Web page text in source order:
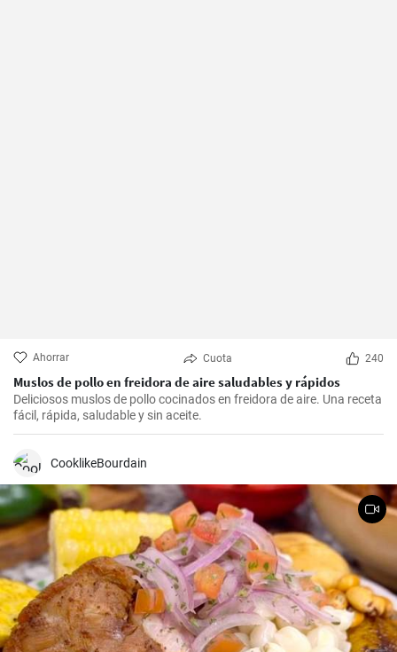
Ahorrar Cuota 240
Muslos de pollo en freidora de aire saludables y rápidos
Deliciosos muslos de pollo cocinados en freidora de aire. Una receta
fácil, rápida, saludable y sin aceite.
CooklikeBourdain